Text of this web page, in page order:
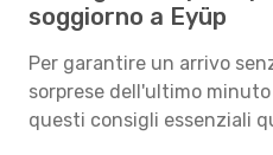
soggiorno a Eyüp
Per garantire un arrivo
sorprese dell'ultimo
questi consigli essenziali